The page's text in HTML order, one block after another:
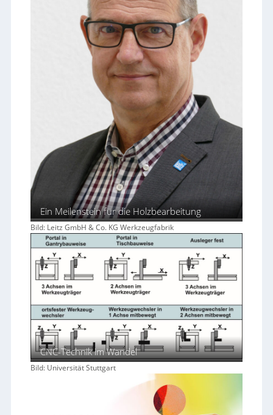
Ein Meilenstein für die Holzbearbeitung
Bild: Leitz GmbH & Co. KG Werkzeugfabrik
CNC-Technik im Wandel
Bild: Universität Stuttgart